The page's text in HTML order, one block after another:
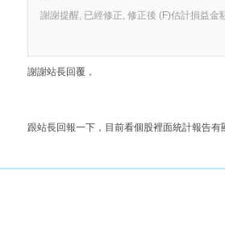
謝謝提醒, 已經修正, 修正後 (F)估計損益金
謝謝站長回覆，
跟站長回報一下，目前看個股裡面統計報告